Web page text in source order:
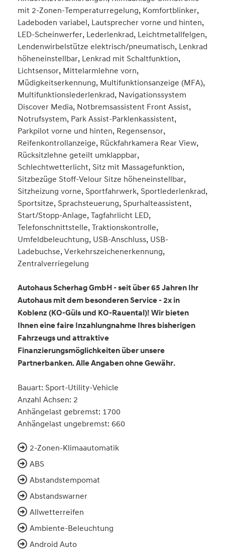
mit 2-Zonen-Temperaturregelung, Komfortblinker,
Ladeboden variabel, Lautsprecher vorne und hinten,
LED-Scheinwerfer, Lederlenkrad, Leichtmetallfelgen,
Lendenwirbelstütze elektrisch/pneumatisch, Lenkrad
höheneinstellbar, Lenkrad mit Schaltfunktion,
Lichtsensor, Mittelarmlehne vorn,
Müdigkeitserkennung, Multifunktionsanzeige (MFA),
Multifunktionslederlenkrad, Navigationssystem
Discover Media, Notbremsassistent Front Assist,
Notrufsystem, Park Assist-Parklenkassistent,
Parkpilot vorne und hinten, Regensensor,
Reifenkontrollanzeige, Rückfahrkamera Rear View,
Rücksitzlehne geteilt umklappbar,
Schlechtwetterlicht, Sitz mit Massagefunktion,
Sitzbezüge Stoff-Velour Sitze höheneinstellbar,
Sitzheizung vorne, Sportfahrwerk, Sportlederlenkrad,
Sportsitze, Sprachsteuerung, Spurhalteassistent,
Start/Stopp-Anlage, Tagfahrlicht LED,
Telefonschnittstelle, Traktionskontrolle,
Umfeldbeleuchtung, USB-Anschluss, USB-
Ladebuchse, Verkehrszeichenerkennung,
Zentralverriegelung
Autohaus Scherhag GmbH - seit über 65 Jahren Ihr
Autohaus mit dem besonderen Service - 2x in
Koblenz (KO-Güls und KO-Rauental)! Wir bieten
Ihnen eine faire Inzahlungnahme Ihres bisherigen
Fahrzeugs und attraktive
Finanzierungsmöglichkeiten über unsere
Partnerbanken. Alle Angaben ohne Gewähr.
Bauart: Sport-Utility-Vehicle
Anzahl Achsen: 2
Anhängelast gebremst: 1700
Anhängelast ungebremst: 660
2-Zonen-Klimaautomatik
ABS
Abstandstempomat
Abstandswarner
Allwetterreifen
Ambiente-Beleuchtung
Android Auto